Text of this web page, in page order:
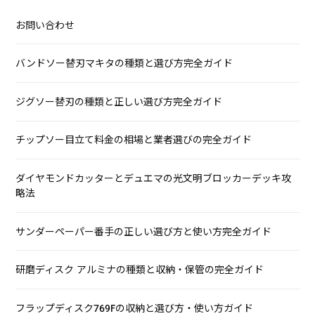
お問い合わせ
バンドソー替刃マキタの種類と選び方完全ガイド
ジグソー替刃の種類と正しい選び方完全ガイド
チップソー目立て料金の相場と業者選びの完全ガイド
ダイヤモンドカッターとデュエマの光文明ブロッカーデッキ攻
略法
サンダーペーパー番手の正しい選び方と使い方完全ガイド
研磨ディスク アルミナの種類と収納・保管の完全ガイド
フラップディスク769Fの収納と選び方・使い方ガイド